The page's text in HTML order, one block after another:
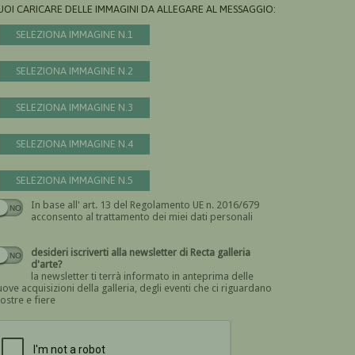
CARICARE DELLE IMMAGINI DA ALLEGARE AL MESSAGGIO:
SELEZIONA IMMAGINE N.1
SELEZIONA IMMAGINE N.2
SELEZIONA IMMAGINE N.3
SELEZIONA IMMAGINE N.4
SELEZIONA IMMAGINE N.5
In base all' art. 13 del Regolamento UE n. 2016/679
acconsento al trattamento dei miei dati personali
Devi dare il consenso
desideri iscriverti alla newsletter di Recta galleria
d'arte?
la newsletter ti terrà informato in anteprima delle
acquisizioni della galleria, degli eventi che ci riguardano
e fiere